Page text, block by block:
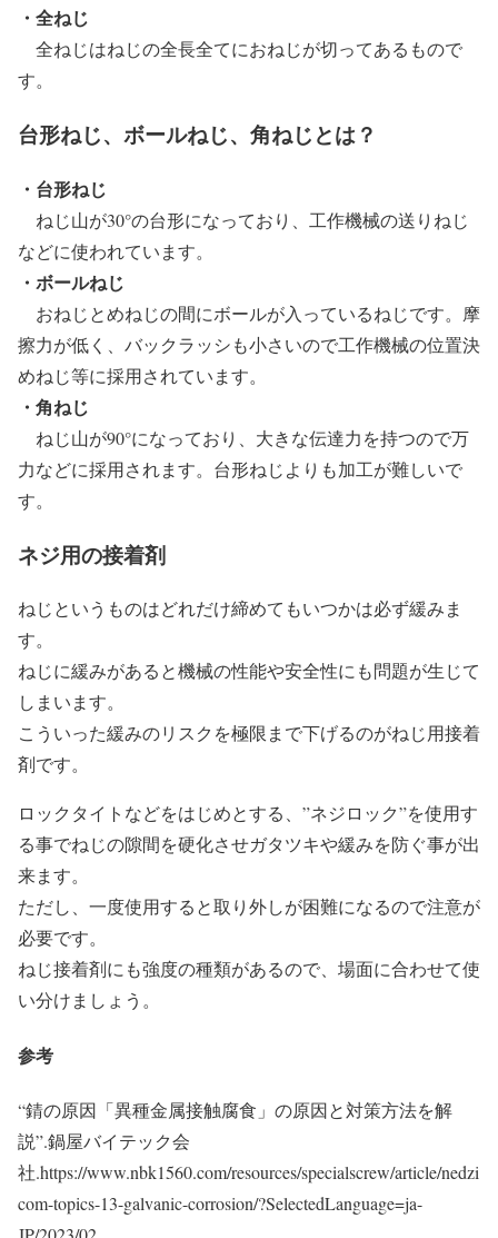
・全ねじ
全ねじはねじの全長全てにおねじが切ってあるもので
す。
台形ねじ、ボールねじ、角ねじとは？
・台形ねじ
ねじ山が30°の台形になっており、工作機械の送りねじ
などに使われています。
・ボールねじ
おねじとめねじの間にボールが入っているねじです。摩
擦力が低く、バックラッシも小さいので工作機械の位置決
めねじ等に採用されています。
・角ねじ
ねじ山が90°になっており、大きな伝達力を持つので万
力などに採用されます。台形ねじよりも加工が難しいで
す。
ネジ用の接着剤
ねじというものはどれだけ締めてもいつかは必ず緩みま
す。
ねじに緩みがあると機械の性能や安全性にも問題が生じて
しまいます。
こういった緩みのリスクを極限まで下げるのがねじ用接着
剤です。
ロックタイトなどをはじめとする、”ネジロック”を使用す
る事でねじの隙間を硬化させガタツキや緩みを防ぐ事が出
来ます。
ただし、一度使用すると取り外しが困難になるので注意が
必要です。
ねじ接着剤にも強度の種類があるので、場面に合わせて使
い分けましょう。
参考
“錆の原因「異種金属接触腐食」の原因と対策方法を解
説”.鍋屋バイテック会
社.https://www.nbk1560.com/resources/specialscrew/article/nedzi
com-topics-13-galvanic-corrosion/?SelectedLanguage=ja-